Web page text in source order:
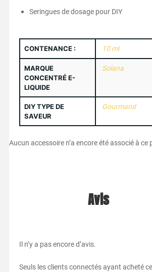
Seringues de dosage pour DIY
CONTENANCE : 10 ml
MARQUE
CONCENTRÉ E-
LIQUIDE
Solana
DIY TYPE DE
SAVEUR
Gourmand
Aucun accessoire n’a encore été associé à ce
Avis
Il n’y a pas encore d’avis.
Seuls les clients connectés ayant acheté